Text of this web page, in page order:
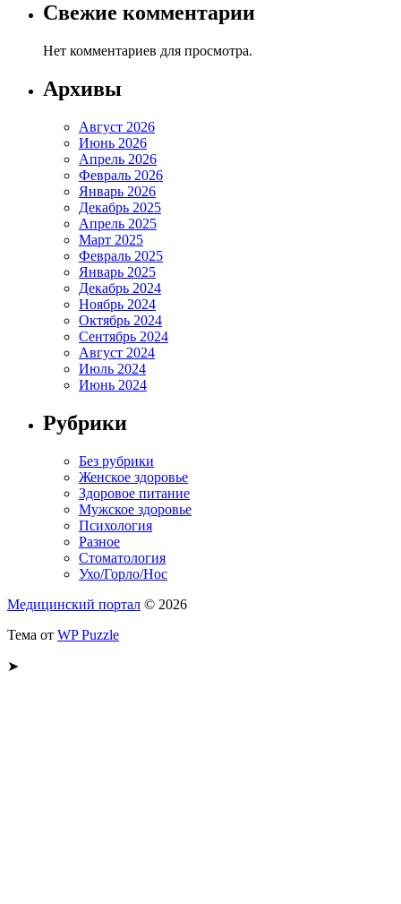
Свежие комментарии
Нет комментариев для просмотра.
Архивы
Август 2026
Июнь 2026
Апрель 2026
Февраль 2026
Январь 2026
Декабрь 2025
Апрель 2025
Март 2025
Февраль 2025
Январь 2025
Декабрь 2024
Ноябрь 2024
Октябрь 2024
Сентябрь 2024
Август 2024
Июль 2024
Июнь 2024
Рубрики
Без рубрики
Женское здоровье
Здоровое питание
Мужское здоровье
Психология
Разное
Стоматология
Ухо/Горло/Нос
Медицинский портал © 2026
Тема от WP Puzzle
➤